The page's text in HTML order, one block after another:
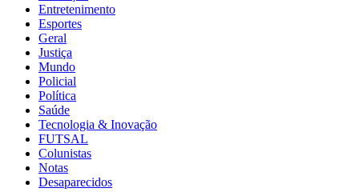
Entretenimento
Esportes
Geral
Justiça
Mundo
Policial
Política
Saúde
Tecnologia & Inovação
FUTSAL
Colunistas
Notas
Desaparecidos